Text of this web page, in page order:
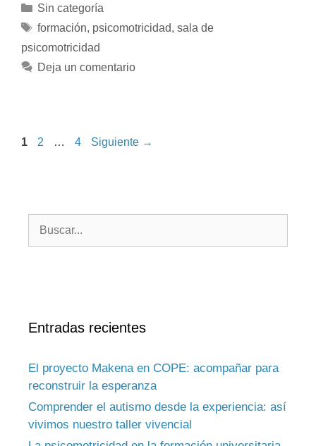
Sin categoría
formación, psicomotricidad, sala de
psicomotricidad
Deja un comentario
1 2 … 4 Siguiente →
Entradas recientes
El proyecto Makena en COPE: acompañar para
reconstruir la esperanza
Comprender el autismo desde la experiencia: así
vivimos nuestro taller vivencial